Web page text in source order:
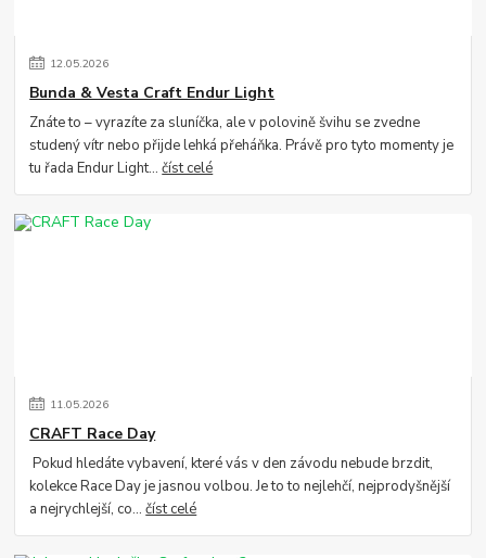
12.05.2026
Bunda & Vesta Craft Endur Light
Znáte to – vyrazíte za sluníčka, ale v polovině švihu se zvedne
studený vítr nebo přijde lehká přeháňka. Právě pro tyto momenty je
tu řada Endur Light...číst celé
11.05.2026
CRAFT Race Day
Pokud hledáte vybavení, které vás v den závodu nebude brzdit,
kolekce Race Day je jasnou volbou. Je to to nejlehčí, nejprodyšnější
a nejrychlejší, co...číst celé